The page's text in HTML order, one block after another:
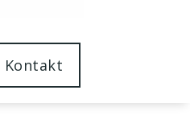
Kontakt